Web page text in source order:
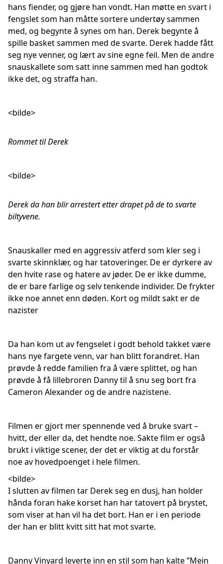
hans fiender, og gjøre han vondt. Han møtte en svart i
fengslet som han måtte sortere undertøy sammen
med, og begynte å synes om han. Derek begynte å
spille basket sammen med de svarte. Derek hadde fått
seg nye venner, og lært av sine egne feil. Men de andre
snauskallete som satt inne sammen med han godtok
ikke det, og straffa han.
<bilde>
Rommet til Derek
<bilde>
Derek da han blir arrestert etter drapet på de to svarte
biltyvene.
Snauskaller med en aggressiv atferd som kler seg i
svarte skinnklær, og har tatoveringer. De er dyrkere av
den hvite rase og hatere av jøder. De er ikke dumme,
de er bare farlige og selv tenkende individer. De frykter
ikke noe annet enn døden. Kort og mildt sakt er de
nazister
Da han kom ut av fengselet i godt behold takket være
hans nye fargete venn, var han blitt forandret. Han
prøvde å redde familien fra å være splittet, og han
prøvde å få lillebroren Danny til å snu seg bort fra
Cameron Alexander og de andre nazistene.
Filmen er gjort mer spennende ved å bruke svart –
hvitt, der eller da, det hendte noe. Sakte film er også
brukt i viktige scener, der det er viktig at du forstår
noe av hovedpoenget i hele filmen.
<bilde>
I slutten av filmen tar Derek seg en dusj, han holder
hånda foran hake korset han har tatovert på brystet,
som viser at han vil ha det bort. Han er i en periode
der han er blitt kvitt sitt hat mot svarte.
Danny Vinyard leverte inn en stil som han kalte ”Mein